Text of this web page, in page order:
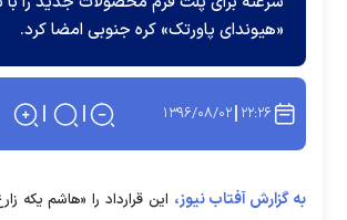
«هیوندای پاورتک» کره جنوبی امضا کرد.
۲۲:۲۶ ۱۳۹۶/۰۸/۰۲
به گزارش آفتاب نیوز، این قرارداد را «هاشم یکه